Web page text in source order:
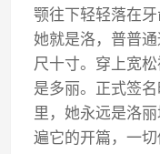
颚往下轻轻落在牙
她就是洛，普普
尺十寸。穿上宽
是多丽。正式签
里，她永远是洛
遍它的开篇，一